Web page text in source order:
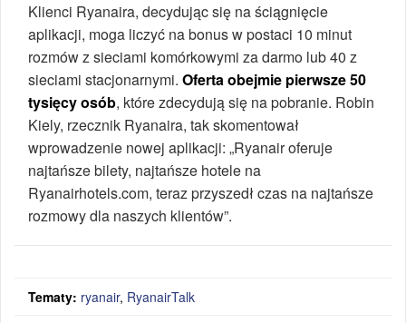
Klienci Ryanaira, decydując się na ściągnięcie
aplikacji, moga liczyć na bonus w postaci 10 minut
rozmów z sieciami komórkowymi za darmo lub 40 z
sieciami stacjonarnymi. Oferta obejmie pierwsze 50
tysięcy osób, które zdecydują się na pobranie. Robin
Kiely, rzecznik Ryanaira, tak skomentował
wprowadzenie nowej aplikacji: „Ryanair oferuje
najtańsze bilety, najtańsze hotele na
Ryanairhotels.com, teraz przyszedł czas na najtańsze
rozmowy dla naszych klientów”.
Tematy: ryanair, RyanairTalk